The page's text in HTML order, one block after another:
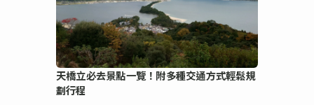
天橋立必去景點一覽！附多種交通方式輕鬆規
劃行程